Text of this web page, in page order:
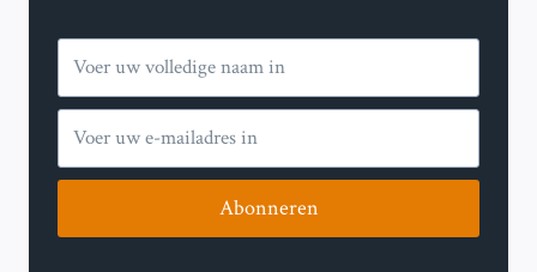
Abonneren